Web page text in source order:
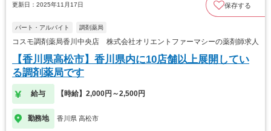
更新日：2025年11月17日 保存する
パート・アルバイト 調剤薬局
コスモ調剤薬局香川中央店 株式会社オリエントファーマシーの薬剤師求人
【香川県高松市】香川県内に10店舗以上展開してい
る調剤薬局です
給与 【時給】2,000円～2,500円
勤務地 香川県 高松市